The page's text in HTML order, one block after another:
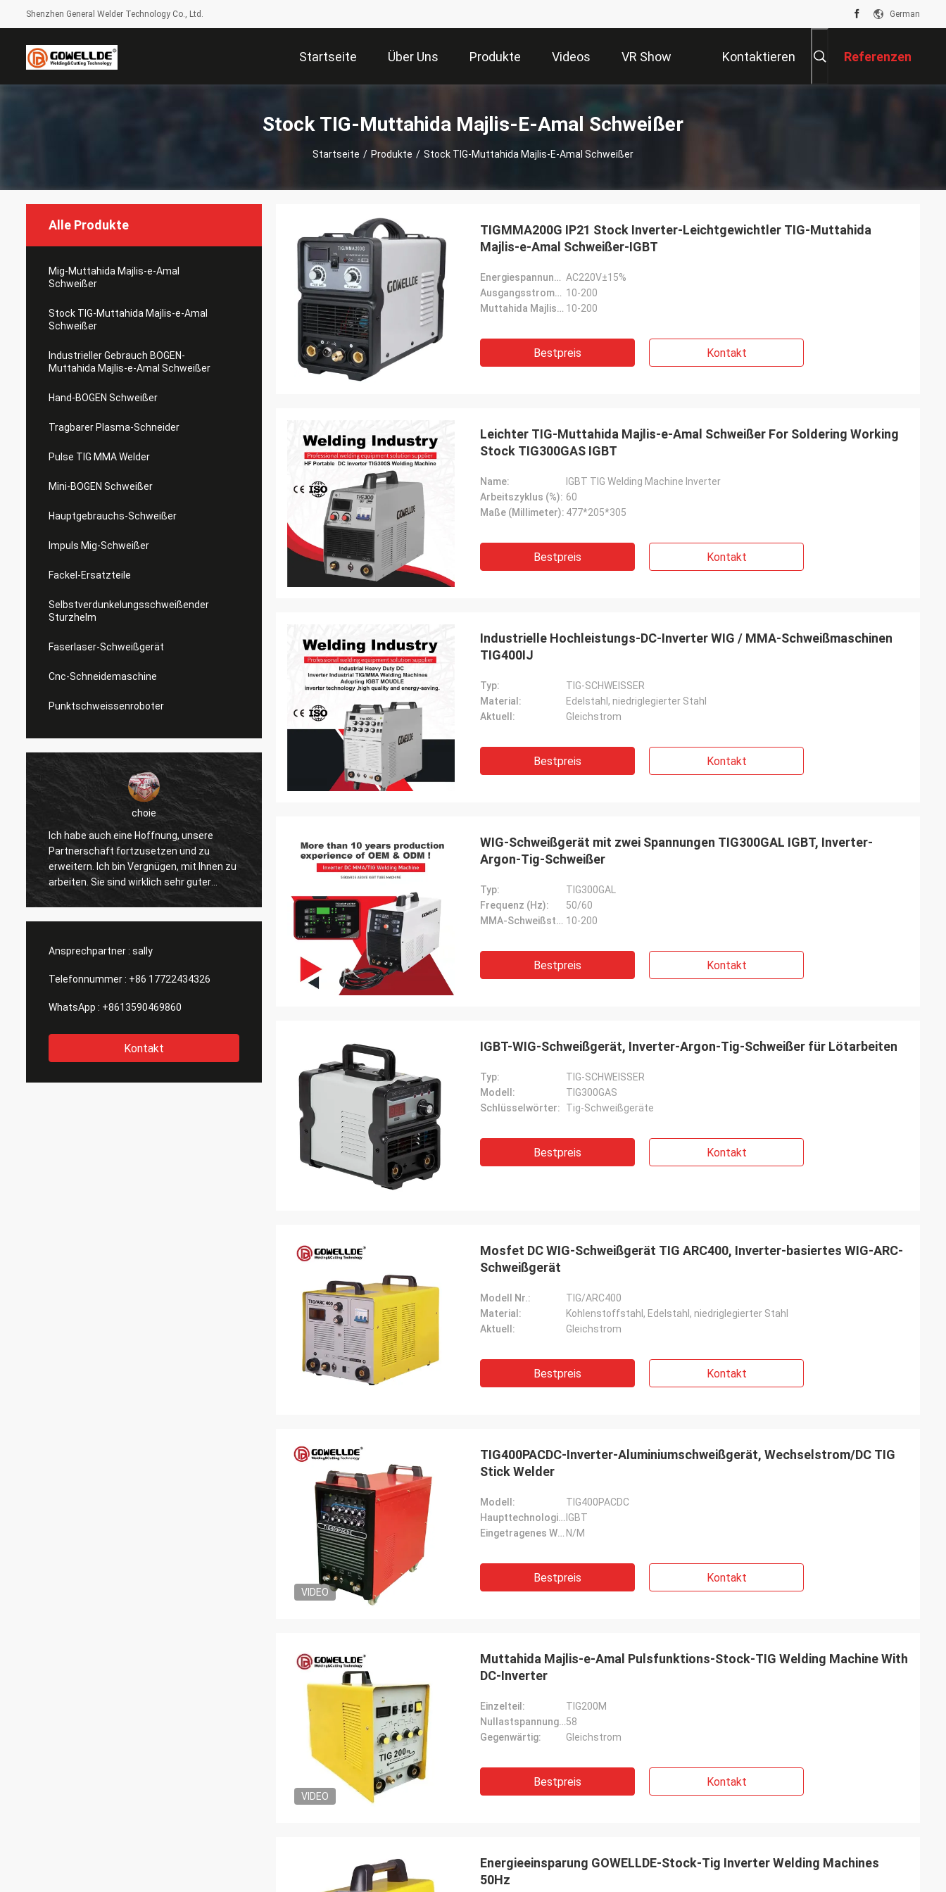
Shenzhen General Welder Technology Co., Ltd. German
Startseite Über Uns Produkte Videos VR Show Kontaktieren Referenzen
Stock TIG-Muttahida Majlis-E-Amal Schweißer
Startseite / Produkte / Stock TIG-Muttahida Majlis-E-Amal Schweißer
Alle Produkte
Mig-Muttahida Majlis-e-Amal
Schweißer
Stock TIG-Muttahida Majlis-e-Amal
Schweißer
Industrieller Gebrauch BOGEN-
Muttahida Majlis-e-Amal Schweißer
Hand-BOGEN Schweißer
Tragbarer Plasma-Schneider
Pulse TIG MMA Welder
Mini-BOGEN Schweißer
Hauptgebrauchs-Schweißer
Impuls Mig-Schweißer
Fackel-Ersatzteile
Selbstverdunkelungsschweißender
Sturzhelm
Faserlaser-Schweißgerät
Cnc-Schneidemaschine
Punktschweissenroboter
choie
Ich habe auch eine Hoffnung, unsere
Partnerschaft fortzusetzen und zu
erweitern. Ich bin Vergnügen, mit Ihnen zu
arbeiten. Sie sind wirklich sehr guter
Fachmann und stützen uns ständig. Die
gefallen, helfen Sie uns, unser zu
verbessern überprüfen für mich und
andere Kunden, also schätze ich Sie
wirklich, und der Preis ist angemessen
und wettbewerbsfähig, fahren wir fort, Ihr
Produkt zu unterzeichnen.
Ansprechpartner : sally
Telefonnummer : +86 17722434326
WhatsApp : +8613590469860
Kontakt
TIGMMA200G IP21 Stock Inverter-Leichtgewichtler TIG-Muttahida
Majlis-e-Amal Schweißer-IGBT
Energiespannung (V): AC220V±15%
Ausgangsstrombereich (A): 10-200
Muttahida Majlis-e-Amal Schweißstrom (A): 10-200
Bestpreis Kontakt
Leichter TIG-Muttahida Majlis-e-Amal Schweißer For Soldering Working
Stock TIG300GAS IGBT
Name:
IGBT TIG Welding Machine Inverter
Arbeitszyklus (%): 60
Maße (Millimeter): 477*205*305
Bestpreis Kontakt
Industrielle Hochleistungs-DC-Inverter WIG / MMA-Schweißmaschinen
TIG400IJ
Typ:
TIG-SCHWEISSER
Material:
Edelstahl, niedriglegierter Stahl
Aktuell:
Gleichstrom
Bestpreis Kontakt
WIG-Schweißgerät mit zwei Spannungen TIG300GAL IGBT, Inverter-
Argon-Tig-Schweißer
Typ:
TIG300GAL
Frequenz (Hz):
50/60
MMA-Schweißstrom (A): 10-200
Bestpreis Kontakt
IGBT-WIG-Schweißgerät, Inverter-Argon-Tig-Schweißer für Lötarbeiten
Typ:
TIG-SCHWEISSER
Modell:
TIG300GAS
Schlüsselwörter:
Tig-Schweißgeräte
Bestpreis Kontakt
Mosfet DC WIG-Schweißgerät TIG ARC400, Inverter-basiertes WIG-ARC-
Schweißgerät
Modell Nr.:
TIG/ARC400
Material:
Kohlenstoffstahl, Edelstahl, niedriglegierter Stahl
Aktuell:
Gleichstrom
Bestpreis Kontakt
VIDEO
TIG400PACDC-Inverter-Aluminiumschweißgerät, Wechselstrom/DC TIG
Stick Welder
Modell:
TIG400PACDC
Haupttechnologie: IGBT
Eingetragenes Warenzeichen: N/M
Bestpreis Kontakt
VIDEO
Muttahida Majlis-e-Amal Pulsfunktions-Stock-TIG Welding Machine With
DC-Inverter
Einzelteil:
TIG200M
Nullastspannung (V):58
Gegenwärtig:
Gleichstrom
Bestpreis Kontakt
Energieeinsparung GOWELLDE-Stock-Tig Inverter Welding Machines
50Hz